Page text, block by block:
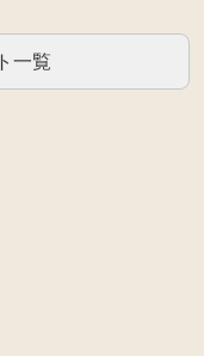
一覧